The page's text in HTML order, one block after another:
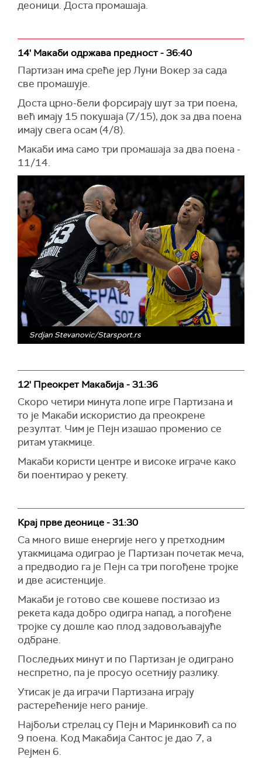
деоници. Доста промашаја.
14' Макаби одржава предност - 36:40
Партизан има среће јер Луни Вокер за сада
све промашује.
Доста црно-бели форсирају шут за три поена,
већ имају 15 покушаја (7/15), док за два поена
имају свега осам (4/8).
Макаби има само три промашаја за два поена -
11/14.
Srdjan Stevanovic/Starsport.rs
12' Преокрет Макабија - 31:36
Скоро четири минута лопе игре Партизана и
то је Макаби искористио да преокрене
резултат. Чим је Пејн изашао променио се
ритам утакмице.
Макаби користи центре и високе играче како
би поентирао у рекету.
Крај прве деонице - 31:30
Са много више енергије него у претходним
утакмицама одиграо је Партизан почетак меча,
а предводио га је Пејн са три погођене тројке
и две асистенције.
Макаби је готово све кошеве постизао из
рекета када добро одигра напад, а погођене
тројке су дошле као плод задовољавајуће
одбране.
Последњих минут и по Партизан је одиграно
неспретно, па је просуо осетнију разлику.
Утисак је да играчи Партизана играју
растерећеније него раније.
Најбољи стрелац су Пејн и Маринковић са по
9 поена. Код Макабија Сантос је дао 7, а
Рејмен 6.